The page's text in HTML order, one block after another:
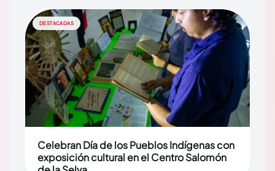
DESTACADAS
Celebran Día de los Pueblos Indígenas con
exposición cultural en el Centro Salomón